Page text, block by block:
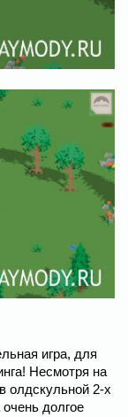
игра, для
Несмотря на
олдскульной 2-х
очень долгое